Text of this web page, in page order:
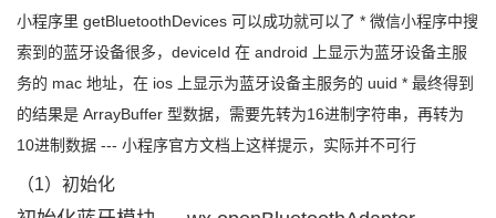
小程序里 getBluetoothDevices 可以成功就可以了 * 微信小程序中搜
索到的蓝牙设备很多，deviceId 在 android 上显示为蓝牙设备主服
务的 mac 地址，在 ios 上显示为蓝牙设备主服务的 uuid * 最终得到
的结果是 ArrayBuffer 型数据，需要先转为16进制字符串，再转为
10进制数据 --- 小程序官方文档上这样提示，实际并不可行
（1）初始化